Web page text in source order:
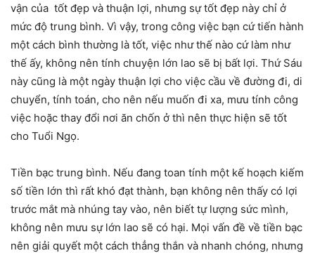
vận của tốt đẹp và thuận lợi, nhưng sự tốt đẹp này chỉ ở
mức độ trung bình. Vì vậy, trong công việc bạn cứ tiến hành
một cách bình thường là tốt, việc như thế nào cứ làm như
thế ấy, không nên tính chuyện lớn lao sẽ bị bất lợi. Thứ Sáu
này cũng là một ngày thuận lợi cho việc cầu về đường đi, di
chuyển, tính toán, cho nên nếu muốn đi xa, mưu tính công
việc hoặc thay đổi nơi ăn chốn ở thì nên thực hiện sẽ tốt
cho Tuổi Ngọ.
Tiền bạc trung bình. Nếu đang toan tính một kế hoạch kiếm
số tiền lớn thì rất khó đạt thành, bạn không nên thấy có lợi
trước mắt mà nhúng tay vào, nên biết tự lượng sức mình,
không nên mưu sự lớn lao sẽ có hại. Mọi vấn đề về tiền bạc
nên giải quyết một cách thẳng thắn và nhanh chóng, nhưng